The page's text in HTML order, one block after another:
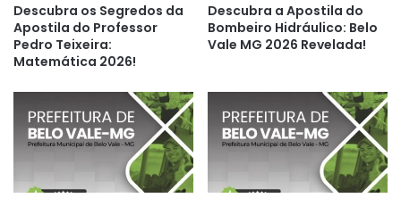
Descubra os Segredos da
Apostila do Professor
Pedro Teixeira:
Matemática 2026!
Descubra a Apostila do
Bombeiro Hidráulico: Belo
Vale MG 2026 Revelada!